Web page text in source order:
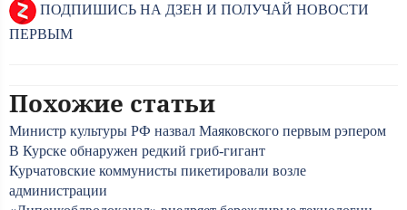
ПОДПИШИСЬ НА ДЗЕН И ПОЛУЧАЙ НОВОСТИ
ПЕРВЫМ
Похожие статьи
Министр культуры РФ назвал Маяковского первым рэпером
В Курске обнаружен редкий гриб-гигант
Курчатовские коммунисты пикетировали возле
администрации